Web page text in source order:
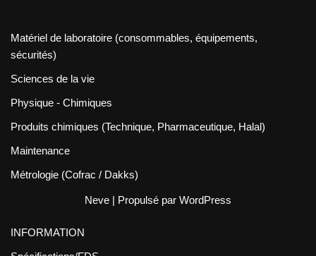
Matériel de laboratoire (consommables, équipements,
sécurités)
Sciences de la vie
Physique - Chimiques
Produits chimiques (Technique, Pharmaceutique, Halal)
Maintenance
Métrologie (Cofrac / Dakks)
Neve | Propulsé par WordPress
INFORMATION